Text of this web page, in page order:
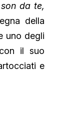
da te,
della
uno degli
il suo
e